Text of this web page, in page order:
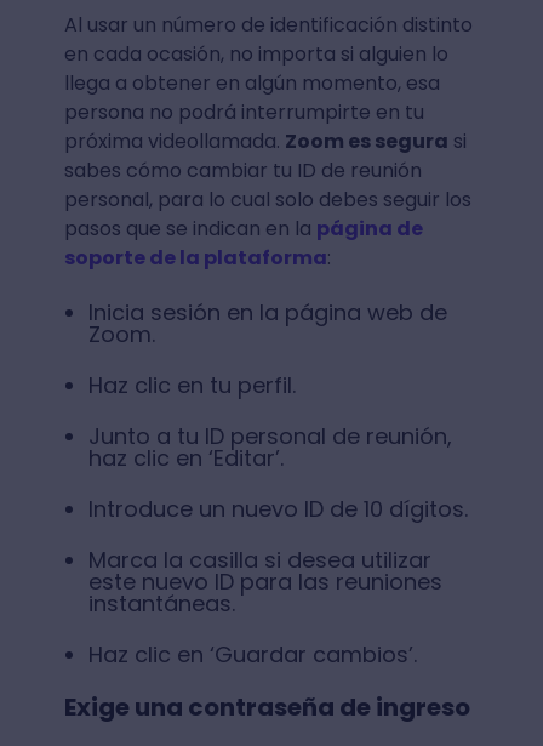
Al usar un número de identificación distinto
en cada ocasión, no importa si alguien lo
llega a obtener en algún momento, esa
persona no podrá interrumpirte en tu
próxima videollamada. Zoom es segura si
sabes cómo cambiar tu ID de reunión
personal, para lo cual solo debes seguir los
pasos que se indican en la página de
soporte de la plataforma:
Inicia sesión en la página web de
Zoom.
Haz clic en tu perfil.
Junto a tu ID personal de reunión,
haz clic en ‘Editar’.
Introduce un nuevo ID de 10 dígitos.
Marca la casilla si desea utilizar
este nuevo ID para las reuniones
instantáneas.
Haz clic en ‘Guardar cambios’.
Exige una contraseña de ingreso